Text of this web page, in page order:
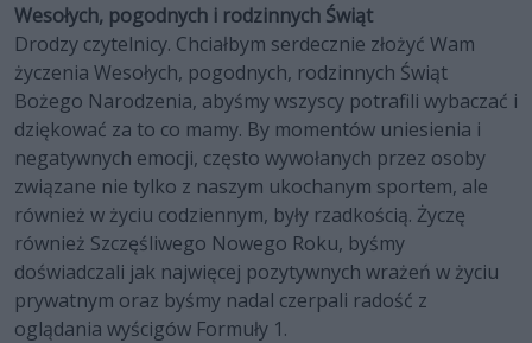
Wesołych, pogodnych i rodzinnych Świąt
Drodzy czytelnicy. Chciałbym serdecznie złożyć Wam
życzenia Wesołych, pogodnych, rodzinnych Świąt
Bożego Narodzenia, abyśmy wszyscy potrafili wybaczać i
dziękować za to co mamy. By momentów uniesienia i
negatywnych emocji, często wywołanych przez osoby
związane nie tylko z naszym ukochanym sportem, ale
również w życiu codziennym, były rzadkością. Życzę
również Szczęśliwego Nowego Roku, byśmy
doświadczali jak najwięcej pozytywnych wrażeń w życiu
prywatnym oraz byśmy nadal czerpali radość z
oglądania wyścigów Formuły 1.